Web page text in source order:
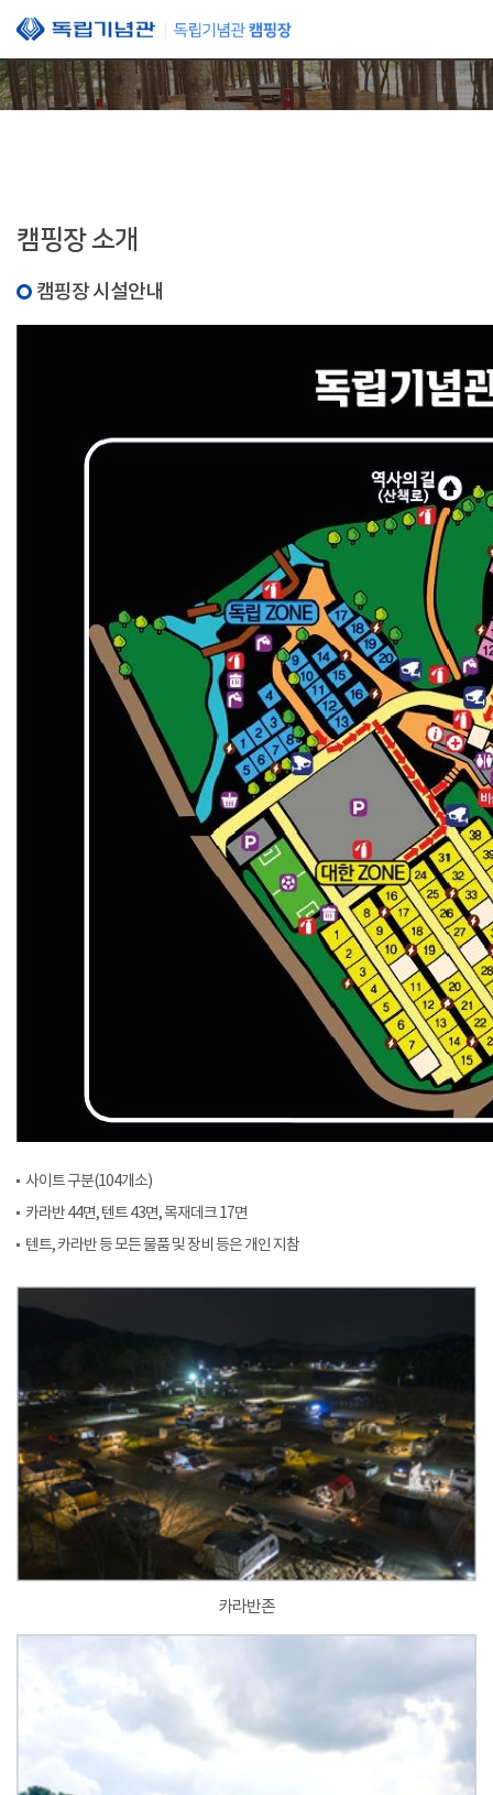
본문 바로가기
캠핑장 소개
캠핑장 시설안내
사이트 구분(104개소)
카라반 44면, 텐트 43면, 목재데크 17면
텐트, 카라반 등 모든 물품 및 장비 등은 개인 지참
카라반존